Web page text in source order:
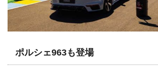
ポルシェ963も登場